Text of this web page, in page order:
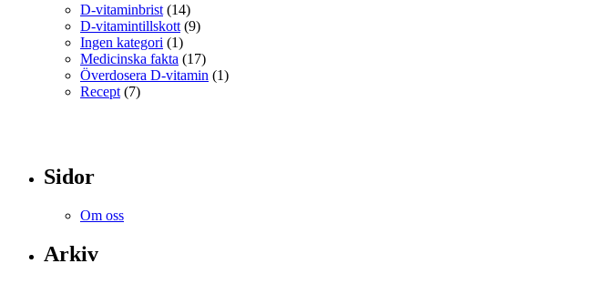
D-vitaminbrist (14)
D-vitamintillskott (9)
Ingen kategori (1)
Medicinska fakta (17)
Överdosera D-vitamin (1)
Recept (7)
Sidor
Om oss
Arkiv